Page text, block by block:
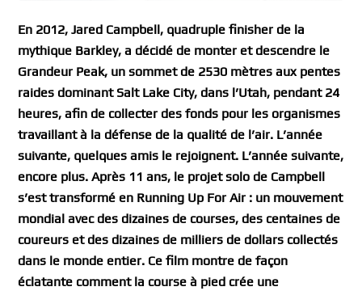
En 2012, Jared Campbell, quadruple finisher de la
mythique Barkley, a décidé de monter et descendre le
Grandeur Peak, un sommet de 2530 mètres aux pentes
raides dominant Salt Lake City, dans l’Utah, pendant 24
heures, afin de collecter des fonds pour les organismes
travaillant à la défense de la qualité de l’air. L’année
suivante, quelques amis le rejoignent. L’année suivante,
encore plus. Après 11 ans, le projet solo de Campbell
s’est transformé en Running Up For Air : un mouvement
mondial avec des dizaines de courses, des centaines de
coureurs et des dizaines de milliers de dollars collectés
dans le monde entier. Ce film montre de façon
éclatante comment la course à pied crée une